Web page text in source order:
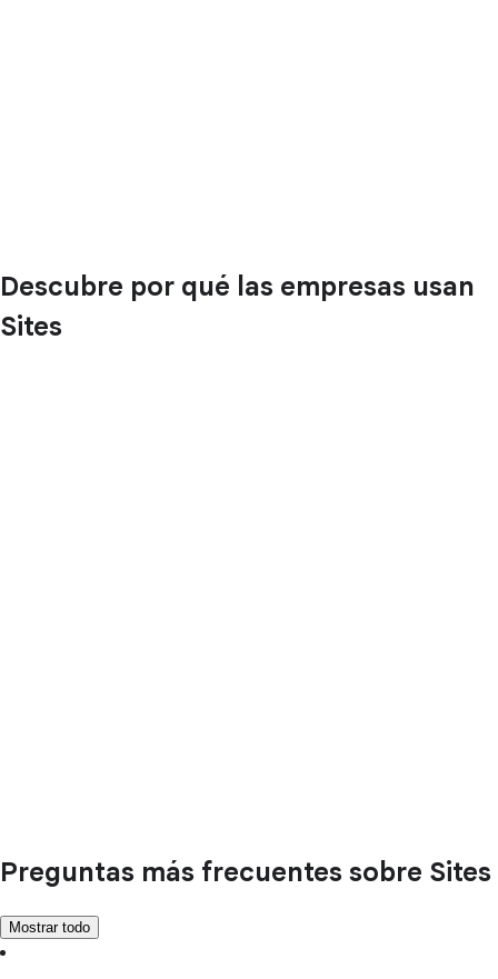
Descubre por qué las empresas usan
Sites
Preguntas más frecuentes sobre Sites
Mostrar todo